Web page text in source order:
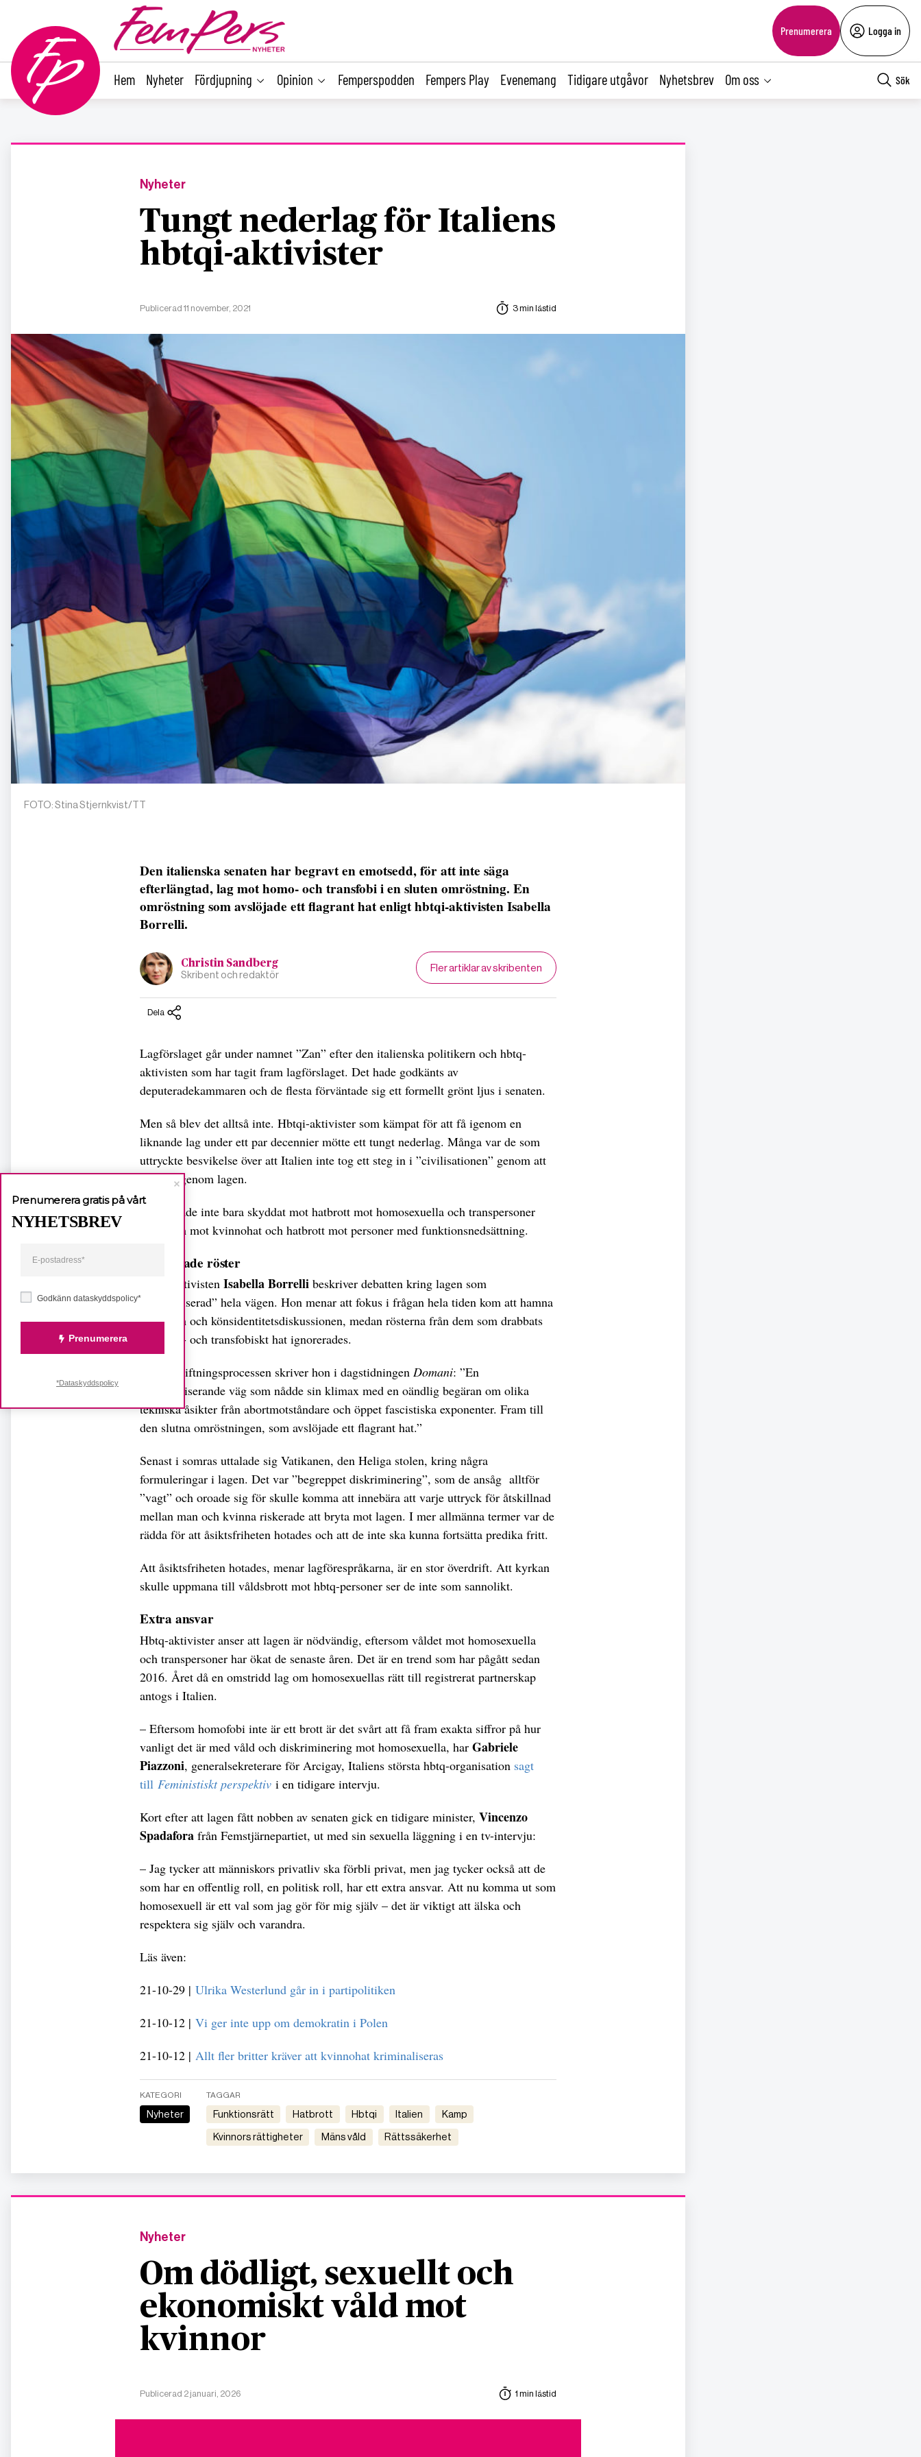
Prenumerera Logga in
Hem Nyheter Fördjupning Opinion Femperspodden Fempers Play Evenemang Tidigare utgåvor Nyhetsbrev Om oss Sök
Nyheter
Tungt nederlag för Italiens
hbtqi-aktivister
Publicerad 11 november, 2021 3 min lästid
FOTO: Stina Stjernkvist/TT
Den italienska senaten har begravt en emotsedd, för att inte säga
efterlängtad, lag mot homo- och transfobi i en sluten omröstning. En
omröstning som avslöjade ett flagrant hat enligt hbtqi-aktivisten Isabella
Borrelli.
Christin Sandberg
Skribent och redaktör
Fler artiklar av skribenten
Dela
Lagförslaget går under namnet ”Zan” efter den italienska politikern och hbtq-
aktivisten som har tagit fram lagförslaget. Det hade godkänts av
deputeradekammaren och de flesta förväntade sig ett formellt grönt ljus i senaten.
Men så blev det alltså inte. Hbtqi-aktivister som kämpat för att få igenom en
liknande lag under ett par decennier mötte ett tungt nederlag. Många var de som
uttryckte besvikelse över att Italien inte tog ett steg in i ”civilisationen” genom att
klubba igenom lagen.
Lagen hade inte bara skyddat mot hatbrott mot homosexuella och transpersoner
utan även mot kvinnohat och hatbrott mot personer med funktionsnedsättning.
Ignorerade röster
Hbtqi-aktivisten Isabella Borrelli beskriver debatten kring lagen som
”ideologiserad” hela vägen. Hon menar att fokus i frågan hela tiden kom att hamna
på skolan och könsidentitetsdiskussionen, medan rösterna från dem som drabbats
av homo- och transfobiskt hat ignorerades.
Om lagstiftningsprocessen skriver hon i dagstidningen Domani: ”En
avhumaniserande väg som nådde sin klimax med en oändlig begäran om olika
tekniska åsikter från abortmotståndare och öppet fascistiska exponenter. Fram till
den slutna omröstningen, som avslöjade ett flagrant hat.”
Senast i somras uttalade sig Vatikanen, den Heliga stolen, kring några
formuleringar i lagen. Det var ”begreppet diskriminering”, som de ansåg alltför
”vagt” och oroade sig för skulle komma att innebära att varje uttryck för åtskillnad
mellan man och kvinna riskerade att bryta mot lagen. I mer allmänna termer var de
rädda för att åsiktsfriheten hotades och att de inte ska kunna fortsätta predika fritt.
Att åsiktsfriheten hotades, menar lagförespråkarna, är en stor överdrift. Att kyrkan
skulle uppmana till våldsbrott mot hbtq-personer ser de inte som sannolikt.
Extra ansvar
Hbtq-aktivister anser att lagen är nödvändig, eftersom våldet mot homosexuella
och transpersoner har ökat de senaste åren. Det är en trend som har pågått sedan
2016. Året då en omstridd lag om homosexuellas rätt till registrerat partnerskap
antogs i Italien.
– Eftersom homofobi inte är ett brott är det svårt att få fram exakta siffror på hur
vanligt det är med våld och diskriminering mot homosexuella, har Gabriele
Piazzoni, generalsekreterare för Arcigay, Italiens största hbtq-organisation sagt
till Feministiskt perspektiv i en tidigare intervju.
Kort efter att lagen fått nobben av senaten gick en tidigare minister, Vincenzo
Spadafora från Femstjärnepartiet, ut med sin sexuella läggning i en tv-intervju:
– Jag tycker att människors privatliv ska förbli privat, men jag tycker också att de
som har en offentlig roll, en politisk roll, har ett extra ansvar. Att nu komma ut som
homosexuell är ett val som jag gör för mig själv – det är viktigt att älska och
respektera sig själv och varandra.
Läs även:
21-10-29 | Ulrika Westerlund går in i partipolitiken
21-10-12 | Vi ger inte upp om demokratin i Polen
21-10-12 | Allt fler britter kräver att kvinnohat kriminaliseras
KATEGORI
Nyheter
TAGGAR
funktionsrätt hatbrott hbtqi italien kamp
kvinnors rättigheter mäns våld rättssäkerhet
Nyheter
Om dödligt, sexuellt och
ekonomiskt våld mot
kvinnor
Publicerad 2 januari, 2026 1 min lästid
Godkänn dataskyddspolicy*
Prenumerera
Prenumerera gratis på vårt
NYHETSBREV
*Dataskyddspolicy